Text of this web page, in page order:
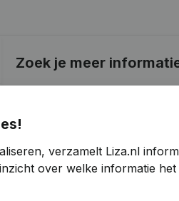
Zoek je meer
Probeer gratis Meer
verzamelt Liza.nl
over welke informatie